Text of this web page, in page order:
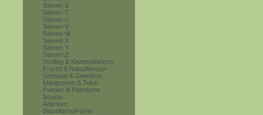
Samen S
Samen T
Samen U
Samen V
Samen W
Samen X
Samen Y
Samen Z
Schling & Kletterpflanzen
Frucht & Nutzpflanzen
Gemüse & Gewürze
Mangroven & Teich
Palmen & Palmfarne
Acacia
Adenium
Baumfarne/Farne